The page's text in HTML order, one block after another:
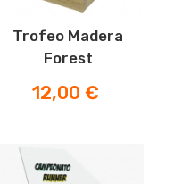
Trofeo Madera
Forest
Prezzo
12,00 €